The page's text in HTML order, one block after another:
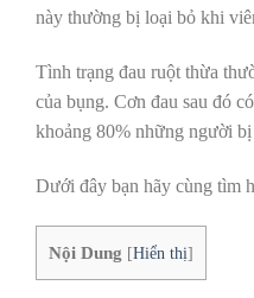
này thường bị loại bỏ khi
Tình trạng đau ruột thừa
của bụng. Cơn đau sau đó
khoảng 80% những người
Dưới đây bạn hãy cùng tìm
Nội Dung [Hiển thị]